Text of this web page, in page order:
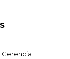
Gerencia